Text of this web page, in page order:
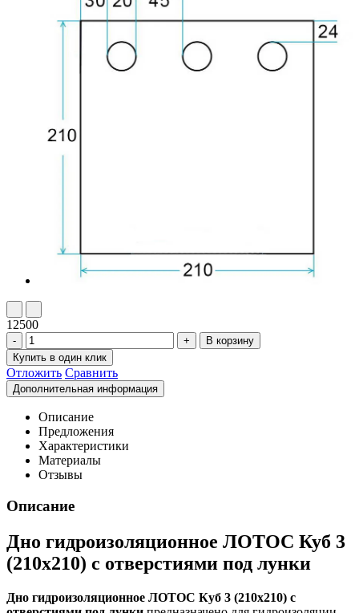
12500
Отложить Сравнить
Описание
Предложения
Характеристики
Материалы
Отзывы
Описание
Дно гидроизоляционное ЛОТОС Куб 3
(210х210) с отверстиями под лунки
Дно гидроизоляционное ЛОТОС Куб 3 (210х210) с